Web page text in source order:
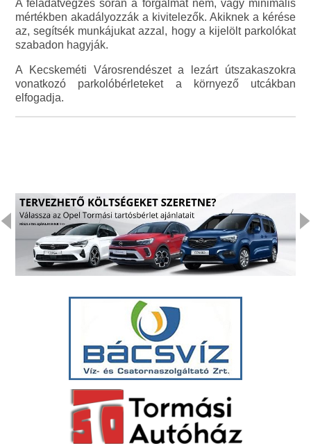
A feladatvégzés során a forgalmat nem, vagy minimális
mértékben akadályozzák a kivitelezők. Akiknek a kérése
az, segítsék munkájukat azzal, hogy a kijelölt parkolókat
szabadon hagyják.
A Kecskeméti Városrendészet a lezárt útszakaszokra
vonatkozó parkolóbérleteket a környező utcákban
elfogadja.